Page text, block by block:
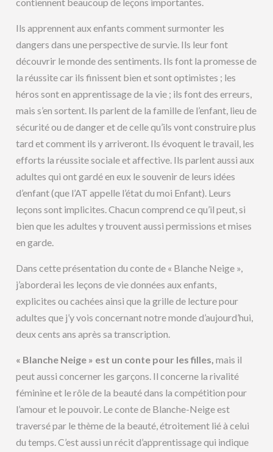
Ils apprennent aux enfants comment surmonter les
dangers dans une perspective de survie. Ils leur font
découvrir le monde des sentiments. Ils font la promesse de
la réussite car ils finissent bien et sont optimistes ; les
héros sont en apprentissage de la vie ; ils font des erreurs,
mais s’en sortent. Ils parlent de la famille de l’enfant, lieu de
sécurité ou de danger et de celle qu’ils vont construire plus
tard et comment ils y arriveront. Ils évoquent le travail, les
efforts la réussite sociale et affective. Ils parlent aussi aux
adultes qui ont gardé en eux le souvenir de leurs idées
d’enfant (que l’AT appelle l’état du moi Enfant). Leurs
leçons sont implicites. Chacun comprend ce qu’il peut, si
bien que les adultes y trouvent aussi permissions et mises
en garde.
Dans cette présentation du conte de « Blanche Neige »,
j’aborderai les leçons de vie données aux enfants,
explicites ou cachées ainsi que la grille de lecture pour
adultes que j’y vois concernant notre monde d’aujourd’hui,
deux cents ans après sa transcription.
« Blanche Neige » est un conte pour les filles, mais il
peut aussi concerner les garçons. Il concerne la rivalité
féminine et le rôle de la beauté dans la compétition pour
l’amour et le pouvoir. Le conte de Blanche-Neige est
traversé par le thème de la beauté, étroitement lié à celui
du temps. C’est aussi un récit d’apprentissage qui indique